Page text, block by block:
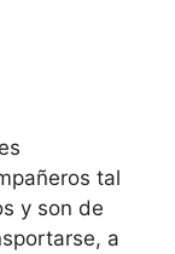
tal
y son de
a